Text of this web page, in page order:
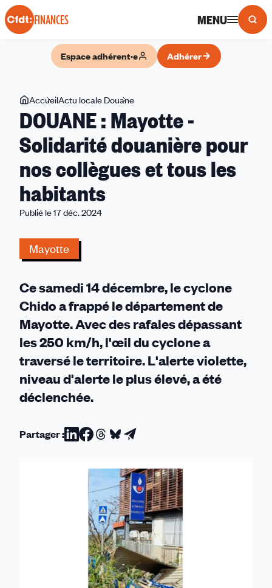
Panneau de gestion des cookies
FINANCES MENU
Espace adhérent·e Adhérer
Vous
êtes
ici
AccueilActu locale Douane
:
-
Solidarité
douanière
habitants
DOUANE : Mayotte -
Solidarité douanière pour
nos collègues et tous les
habitants
Publié le 17 déc. 2024
Mayotte
Ce samedi 14 décembre, le cyclone
Chido a frappé le département de
Mayotte. Avec des rafales dépassant
les 250 km/h, l'œil du cyclone a
traversé le territoire. L'alerte violette,
niveau d'alerte le plus élevé, a été
déclenchée.
Partager :Partager
Linkedin
Partager
Facebook
Partager
Threads
Partager
Bluesky
Partager
email